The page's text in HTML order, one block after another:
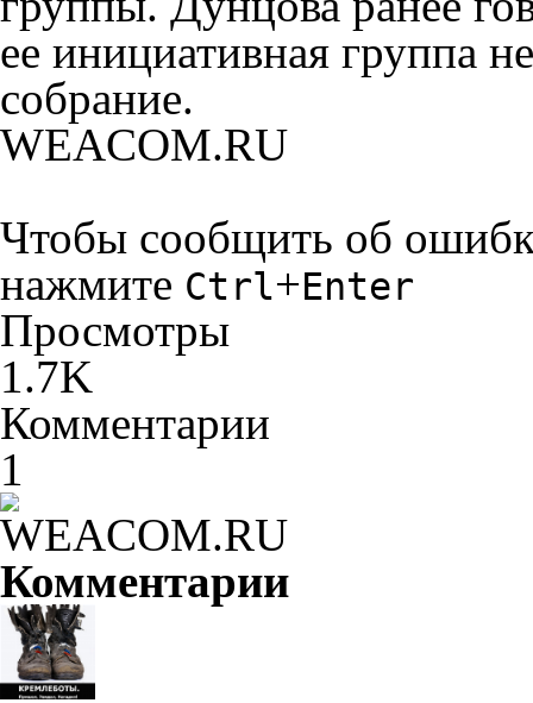
ее инициативная группа
собрание.
WEACOM.RU
Чтобы сообщить об
нажмите Ctrl+Enter
Просмотры
1.7K
Комментарии
1
Комментарии